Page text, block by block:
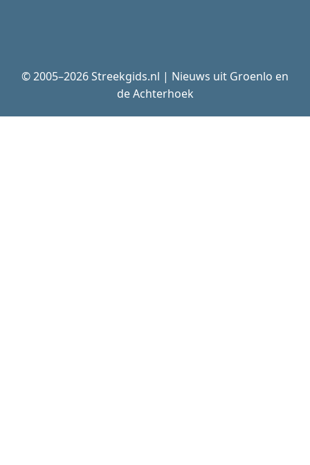
© 2005–2026 Streekgids.nl | Nieuws uit Groenlo en
de Achterhoek